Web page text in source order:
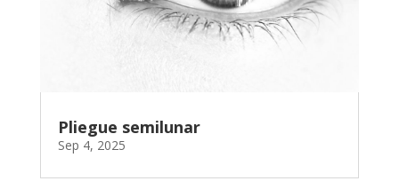
Pliegue semilunar
Sep 4, 2025